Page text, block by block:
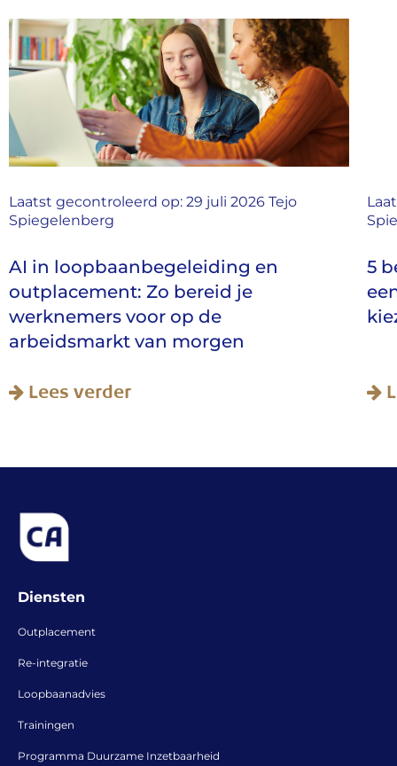
Laatst gecontroleerd op: 29 juli 2026
Tejo
Spiegelenberg
5 belangrijke aandachtspunten
een goed outplacement bureau
kiezen
Lees verder
Diensten
Outplacement
Re-integratie
Loopbaanadvies
Trainingen
Programma Duurzame Inzetbaarheid